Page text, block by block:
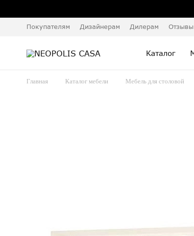
Покупателям Дизайнерам Дилерам Отзывы
Каталог
Главная Каталог мебели Мебель для столовой